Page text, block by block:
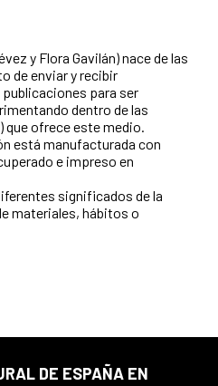
y Flora Gavilán) nace de las
de enviar y recibir
para ser
dentro de las
que ofrece este medio.
está manufacturada con
e impreso en
significados de la
materiales, hábitos o
DE ESPAÑA EN